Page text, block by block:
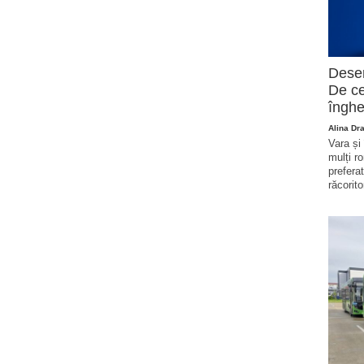
De
Alina
Vara și
mulți